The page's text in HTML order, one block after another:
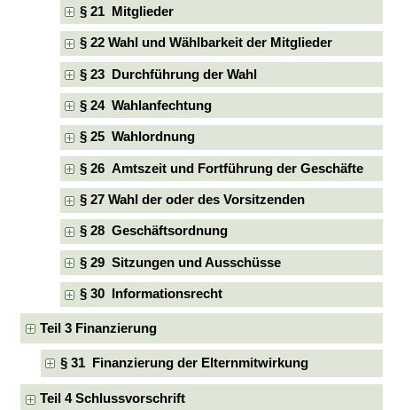
§ 21 Mitglieder
§ 22 Wahl und Wählbarkeit der Mitglieder
§ 23 Durchführung der Wahl
§ 24 Wahlanfechtung
§ 25 Wahlordnung
§ 26 Amtszeit und Fortführung der Geschäfte
§ 27 Wahl der oder des Vorsitzenden
§ 28 Geschäftsordnung
§ 29 Sitzungen und Ausschüsse
§ 30 Informationsrecht
Teil 3 Finanzierung
§ 31 Finanzierung der Elternmitwirkung
Teil 4 Schlussvorschrift